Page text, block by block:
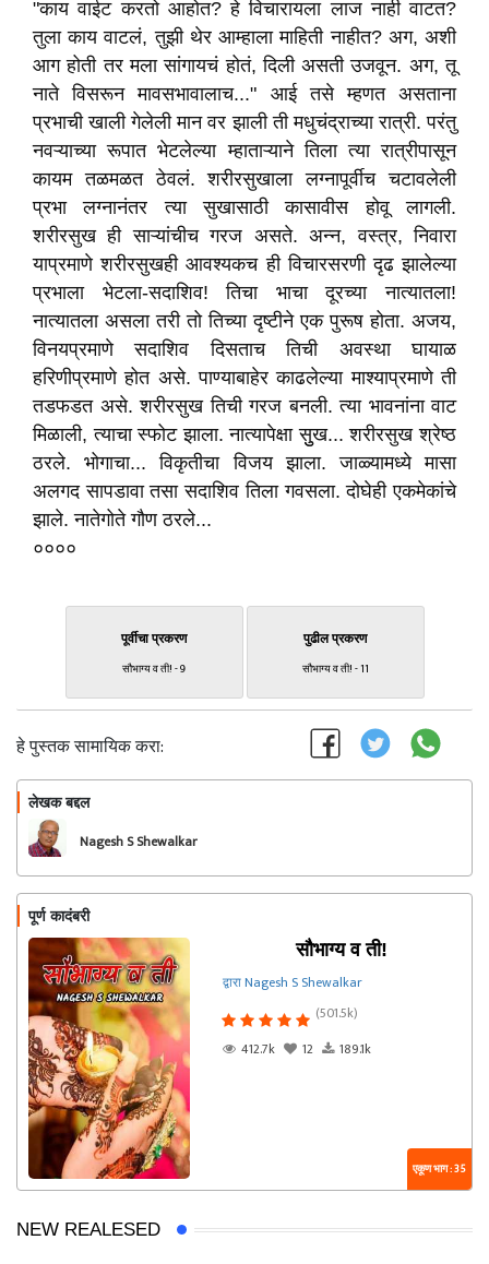
"काय वाईट करतो आहोत? हे विचारायला लाज नाही वाटत?
तुला काय वाटलं, तुझी थेर आम्हाला माहिती नाहीत? अग, अशी
आग होती तर मला सांगायचं होतं, दिली असती उजवून. अग, तू
नाते विसरून मावसभावालाच..." आई तसे म्हणत असताना
प्रभाची खाली गेलेली मान वर झाली ती मधुचंद्राच्या रात्री. परंतु
नवऱ्याच्या रूपात भेटलेल्या म्हाताऱ्याने तिला त्या रात्रीपासून
कायम तळमळत ठेवलं. शरीरसुखाला लग्नापूर्वीच चटावलेली
प्रभा लग्नानंतर त्या सुखासाठी कासावीस होवू लागली.
शरीरसुख ही साऱ्यांचीच गरज असते. अन्न, वस्त्र, निवारा
याप्रमाणे शरीरसुखही आवश्यकच ही विचारसरणी दृढ झालेल्या
प्रभाला भेटला-सदाशिव! तिचा भाचा दूरच्या नात्यातला!
नात्यातला असला तरी तो तिच्या दृष्टीने एक पुरूष होता. अजय,
विनयप्रमाणे सदाशिव दिसताच तिची अवस्था घायाळ
हरिणीप्रमाणे होत असे. पाण्याबाहेर काढलेल्या माश्याप्रमाणे ती
तडफडत असे. शरीरसुख तिची गरज बनली. त्या भावनांना वाट
मिळाली, त्याचा स्फोट झाला. नात्यापेक्षा सुुख... शरीरसुख श्रेष्ठ
ठरले. भोगाचा... विकृतीचा विजय झाला. जाळ्यामध्ये मासा
अलगद सापडावा तसा सदाशिव तिला गवसला. दोघेही एकमेकांचे
झाले. नातेगोते गौण ठरले...
००००
पूर्वीचा प्रकरण
सौभाग्य व ती! - 9
पुढील प्रकरण
सौभाग्य व ती! - 11
हे पुस्तक सामायिक करा:
लेखक बद्दल
Nagesh S Shewalkar
पूर्ण कादंबरी
सौभाग्य व ती!
द्वारा Nagesh S Shewalkar
(501.5k)
412.7k
12 189.1k
एकूण भाग : 35
NEW REALESED